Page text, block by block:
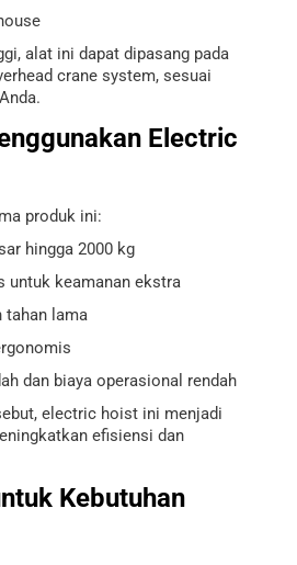
alat ini dapat dipasang pada
crane system, sesuai
Electric
produk ini:
hingga 2000 kg
untuk keamanan ekstra
tahan lama
dan biaya operasional rendah
electric hoist ini menjadi
efisiensi dan
Kebutuhan